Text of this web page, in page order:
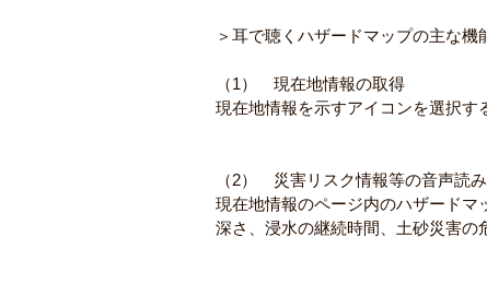
＞耳で聴くハザードマップの主な
（1）　現在地情報の取得
現在地情報を示すアイコンを選択す
（2）　災害リスク情報等の音声読
現在地情報のページ内のハザード
深さ、浸水の継続時間、土砂災害の